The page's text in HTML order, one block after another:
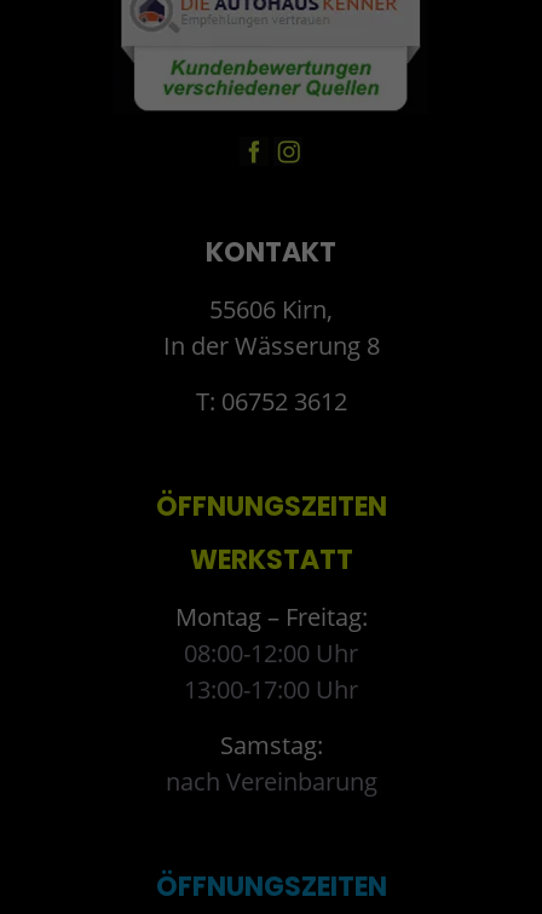
KONTAKT
55606 Kirn,
In der Wässerung 8
T: 06752 3612
ÖFFNUNGSZEITEN
WERKSTATT
Montag – Freitag:
08:00-12:00 Uhr
13:00-17:00 Uhr
Samstag:
nach Vereinbarung
ÖFFNUNGSZEITEN